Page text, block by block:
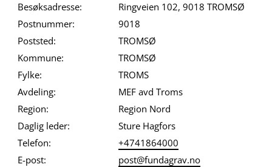
Besøksadresse:
Ringveien 102, 9018 TROMSØ
Postnummer:
9018
Poststed:
TROMSØ
Kommune:
TROMSØ
Fylke:
TROMS
Avdeling:
MEF avd Troms
Region:
Region Nord
Daglig leder:
Sture Hagfors
Telefon:
+4741864000
E-post:
post@fundagrav.no